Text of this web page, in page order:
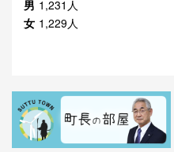
男 1,231人
女 1,229人